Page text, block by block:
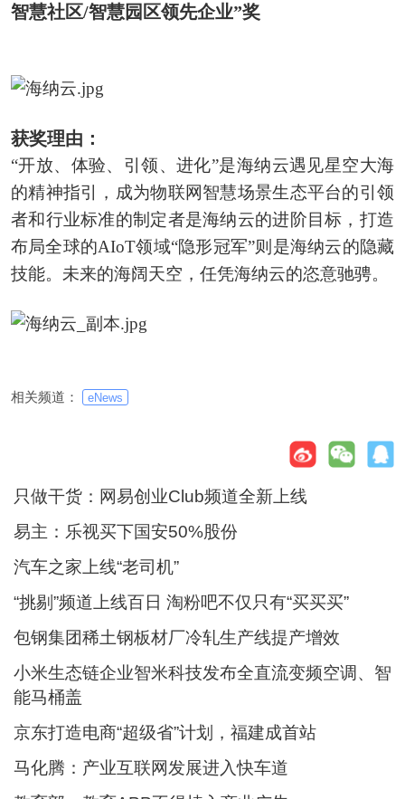
智慧社区/智慧园区领先企业”奖
获奖理由：
“开放、体验、引领、进化”是海纳云遇见星空大海
的精神指引，成为物联网智慧场景生态平台的引领
者和行业标准的制定者是海纳云的进阶目标，打造
布局全球的AIoT领域“隐形冠军”则是海纳云的隐藏
技能。未来的海阔天空，任凭海纳云的恣意驰骋。
相关频道： eNews
只做干货：网易创业Club频道全新上线
易主：乐视买下国安50%股份
汽车之家上线“老司机”
“挑剔”频道上线百日 淘粉吧不仅只有“买买买”
包钢集团稀土钢板材厂冷轧生产线提产增效
小米生态链企业智米科技发布全直流变频空调、智
能马桶盖
京东打造电商“超级省”计划，福建成首站
马化腾：产业互联网发展进入快车道